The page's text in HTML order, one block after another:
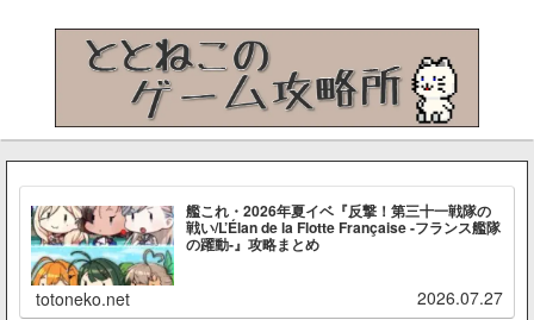
艦これ・2026年夏イベ『反撃！第三十一戦隊の
戦い/L’Élan de la Flotte Française -フランス艦隊
の躍動-』攻略まとめ
totoneko.net 2026.07.27